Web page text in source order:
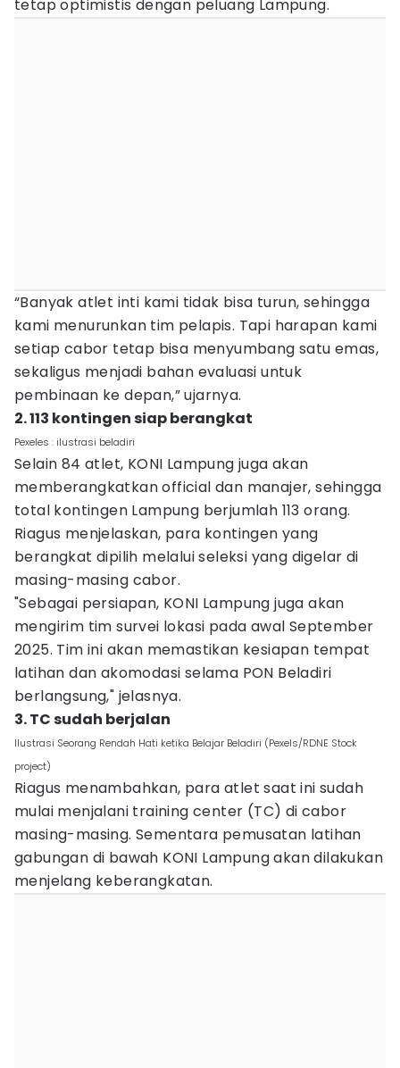
tetap optimistis dengan peluang Lampung.
“Banyak atlet inti kami tidak bisa turun, sehingga
kami menurunkan tim pelapis. Tapi harapan kami
setiap cabor tetap bisa menyumbang satu emas,
sekaligus menjadi bahan evaluasi untuk
pembinaan ke depan,” ujarnya.
2. 113 kontingen siap berangkat
Pexeles : ilustrasi beladiri
Selain 84 atlet, KONI Lampung juga akan
memberangkatkan official dan manajer, sehingga
total kontingen Lampung berjumlah 113 orang.
Riagus menjelaskan, para kontingen yang
berangkat dipilih melalui seleksi yang digelar di
masing-masing cabor.
"Sebagai persiapan, KONI Lampung juga akan
mengirim tim survei lokasi pada awal September
2025. Tim ini akan memastikan kesiapan tempat
latihan dan akomodasi selama PON Beladiri
berlangsung," jelasnya.
3. TC sudah berjalan
Ilustrasi Seorang Rendah Hati ketika Belajar Beladiri (Pexels/RDNE Stock
project)
Riagus menambahkan, para atlet saat ini sudah
mulai menjalani training center (TC) di cabor
masing-masing. Sementara pemusatan latihan
gabungan di bawah KONI Lampung akan dilakukan
menjelang keberangkatan.